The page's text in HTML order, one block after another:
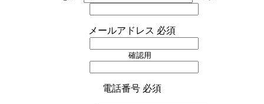
メールアドレス 必須
確認用
電話番号 必須